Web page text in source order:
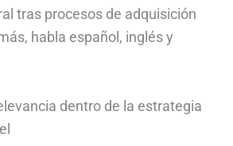
tras procesos de adquisición
habla español, inglés y
dentro de la estrategia